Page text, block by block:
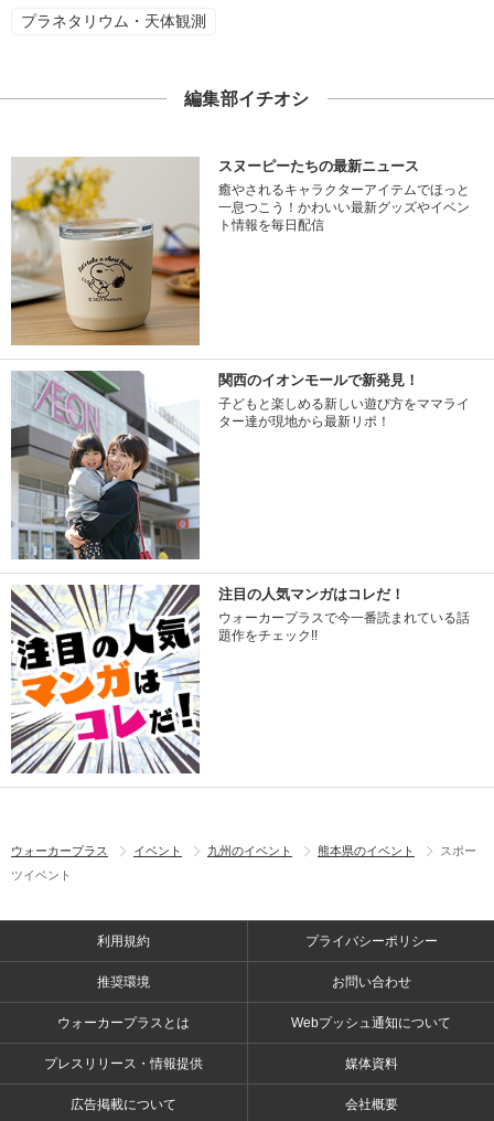
プラネタリウム・天体観測
編集部イチオシ
スヌーピーたちの最新ニュース
癒やされるキャラクターアイテムでほっと
一息つこう！かわいい最新グッズやイベン
ト情報を毎日配信
関西のイオンモールで新発見！
子どもと楽しめる新しい遊び方をママライ
ター達が現地から最新リポ！
注目の人気マンガはコレだ！
ウォーカープラスで今一番読まれている話
題作をチェック!!
ウォーカープラス イベント 九州のイベント 熊本県のイベント
スポー
ツイベント
利用規約 プライバシーポリシー
推奨環境 お問い合わせ
ウォーカープラスとは Webプッシュ通知について
プレスリリース・情報提供 媒体資料
広告掲載について 会社概要